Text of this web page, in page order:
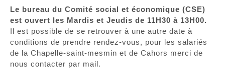
Le bureau du Comité social et économique (CSE)
est ouvert les Mardis et Jeudis de 11H30 à 13H00.
Il est possible de se retrouver à une autre date à
conditions de prendre rendez-vous, pour les salariés
de la Chapelle-saint-mesmin et de Cahors merci de
nous contacter par mail.